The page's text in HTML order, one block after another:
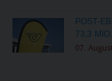
POST-
73,3
07.